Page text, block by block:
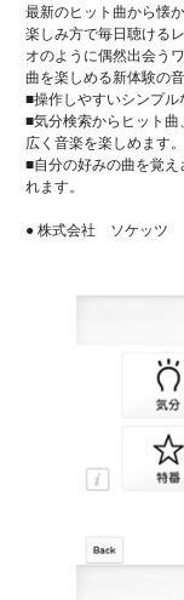
最新のヒット曲から懐
楽しみ方で毎日聴ける
オのように偶然出会う
曲を楽しめる新体験の
■操作しやすいシンプル
■気分検索からヒット
広く音楽を楽しめます。
■自分の好みの曲を覚
れます。
● 株式会社 ソケッツ